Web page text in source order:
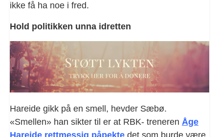
ikke få ha noe i fred.
Hold politikken unna idretten
Hareide gikk på en smell, hevder Sæbø.
«Smellen» han sikter til er at RBK- treneren Åge